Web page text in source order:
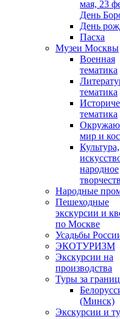
мая, 23
День
День
Пасха
Музеи Москвы
Военная
тематика
тематика
тематика
мир и
Культура,
народное
Народные
Пешеходные
экскурсии и
по Москве
Усадьбы
ЭКОТУРИЗМ
Экскурсии на
производства
Туры за
(Минск)
Экскурсии и